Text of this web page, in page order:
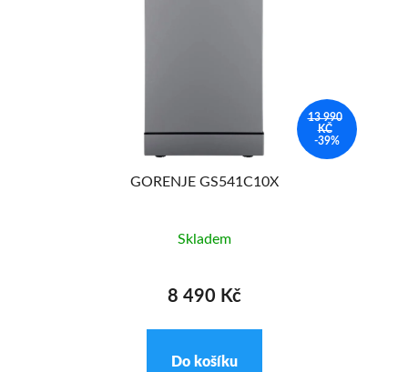
13 990
KČ
-39%
GORENJE GS541C10X
Skladem
8 490 Kč
Do košíku